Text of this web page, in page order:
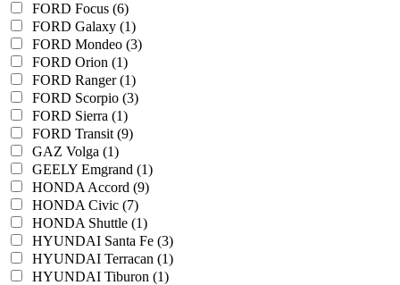
FORD Focus (6)
FORD Galaxy (1)
FORD Mondeo (3)
FORD Orion (1)
FORD Ranger (1)
FORD Scorpio (3)
FORD Sierra (1)
FORD Transit (9)
GAZ Volga (1)
GEELY Emgrand (1)
HONDA Accord (9)
HONDA Civic (7)
HONDA Shuttle (1)
HYUNDAI Santa Fe (3)
HYUNDAI Terracan (1)
HYUNDAI Tiburon (1)